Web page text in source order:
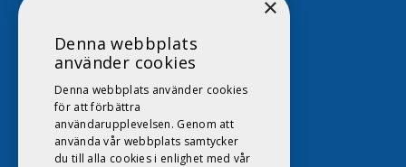
×
Denna webbplats
använder cookies
Denna webbplats använder cookies
för att förbättra
användarupplevelsen. Genom att
använda vår webbplats samtycker
du till alla cookies i enlighet med vår